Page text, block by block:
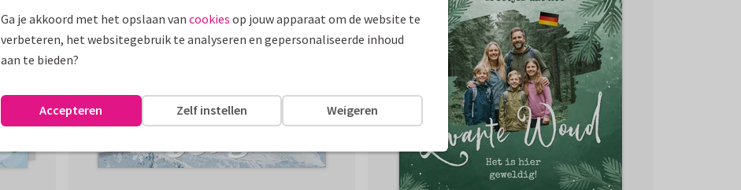
Ga je akkoord met het opslaan van cookies op jouw apparaat om de website te
verbeteren, het websitegebruik te analyseren en gepersonaliseerde inhoud
aan te bieden?
Weigeren
Zelf instellen
Accepteren